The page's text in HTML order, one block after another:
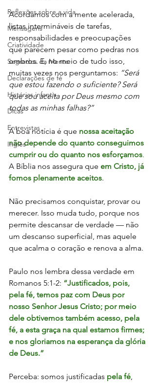
Reflexões sobre a vida
Mensagens
Criatividade
Segredos da Mente
Declarações de fé
Histórias infantis
Dicas
Entrevistas
Inglês
Acordamos com a mente acelerada,
listas intermináveis de tarefas,
responsabilidades e preocupações
que parecem pesar como pedras nos
ombros. E, no meio de tudo isso,
muitas vezes nos perguntamos: “Será
que estou fazendo o suficiente? Será
que sou aceita por Deus mesmo com
todas as minhas falhas?”
A boa notícia é que nossa aceitação
não depende do quanto conseguimos
cumprir ou do quanto nos esforçamos.
A Bíblia nos assegura que em Cristo, já
fomos plenamente aceitos.
Não precisamos conquistar, provar ou
merecer. Isso muda tudo, porque nos
permite descansar de verdade — não
um descanso superficial, mas aquele
que acalma o coração e renova a alma.
Paulo nos lembra dessa verdade em
Romanos 5:1-2: “Justificados, pois,
pela fé, temos paz com Deus por
nosso Senhor Jesus Cristo; por meio
dele obtivemos também acesso, pela
fé, a esta graça na qual estamos firmes;
e nos gloriamos na esperança da glória
de Deus.”
Perceba: somos justificadas pela fé,